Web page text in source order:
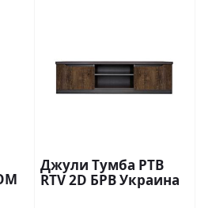
Джули Тумба РТВ
RTV 2D БРВ ​​Украина